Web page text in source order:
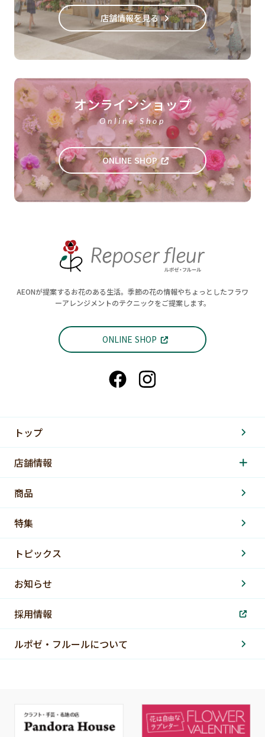
店舗情報を見る
オンラインショップ
Online Shop
ONLINE SHOP
AEONが提案するお花のある生活。季節の花の情報やちょっとしたフラワ
ーアレンジメントのテクニックをご提案します。
ONLINE SHOP
トップ
店舗情報
商品
特集
トピックス
お知らせ
採用情報
ルポゼ・フルールについて